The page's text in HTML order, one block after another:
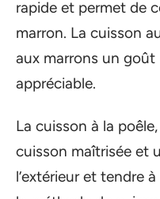
rapide et permet de
marron. La cuisson
aux marrons un goût
appréciable.
La cuisson à la
cuisson maîtrisée et
l’extérieur et tendre